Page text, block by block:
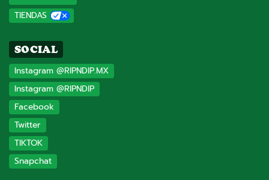
TIENDAS
SOCIAL
Instagram @RIPNDIP.MX
Instagram @RIPNDIP
Facebook
Twitter
TIKTOK
Snapchat